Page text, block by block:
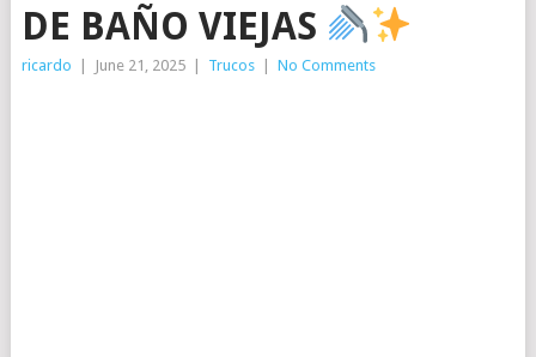
DE BAÑO VIEJAS
ricardo | June 21, 2025 | Trucos | No Comments